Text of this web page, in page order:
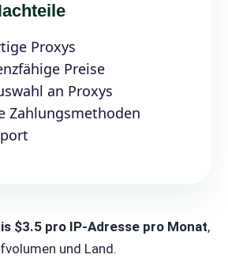
Proxys
Preise
an Proxys
Zahlungsmethoden
$3.5 pro IP-Adresse pro Monat,
und Land.